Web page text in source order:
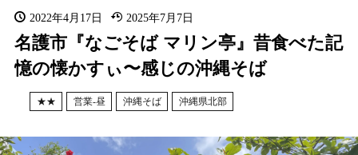
2022年4月17日 2025年7月7日
名護市『なごそば マリン亭』昔食べた記
憶の懐かすぃ〜感じの沖縄そば
★★ 営業-昼 沖縄そば 沖縄県北部